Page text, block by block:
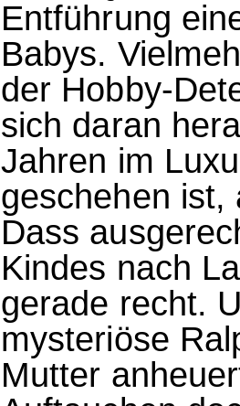
Entführung
Babys.
der Hobby-
sich daran
Jahren im
geschehen ist,
Dass
Kindes nach
gerade recht.
mysteriöse
Mutter